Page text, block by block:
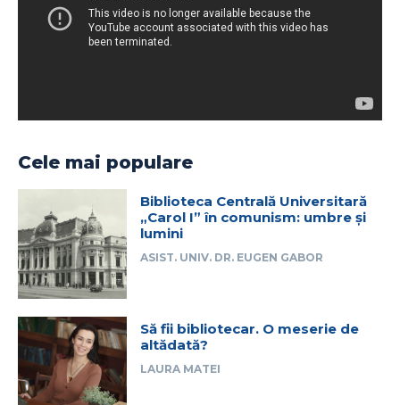
Cele mai populare
Biblioteca Centrală Universitară
„Carol I” în comunism: umbre și
lumini
ASIST. UNIV. DR. EUGEN GABOR
Să fii bibliotecar. O meserie de
altădată?
LAURA MATEI